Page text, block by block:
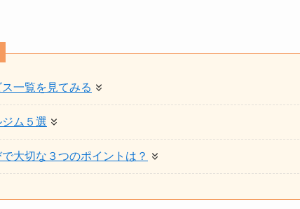
一覧を見てみる
ジム５選
大切な３つのポイントは？